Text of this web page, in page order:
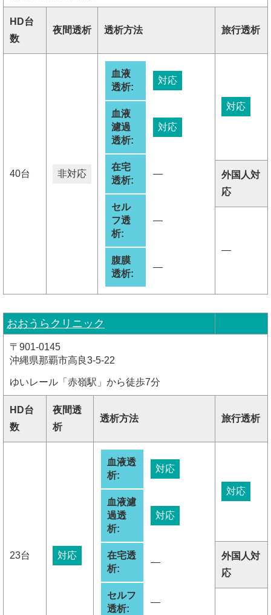
HD台
数
夜間透析 透析方法 旅行透析
40台 非対応
血液
透析:
対応
血液
濾過
透析:
対応
在宅
透析:
―
セル
フ透
析:
―
腹膜
透析:
―
対応
外国人対
応
―
おおうらクリニック
〒901-0145
沖縄県那覇市高良3-5-22
ゆいレール「赤嶺駅」から徒歩7分
HD台
数
夜間透
析
透析方法 旅行透析
23台 対応
血液透
析:
対応
血液濾
過透
析:
対応
在宅透
析:
―
セルフ
透析:
―
対応
外国人対
応